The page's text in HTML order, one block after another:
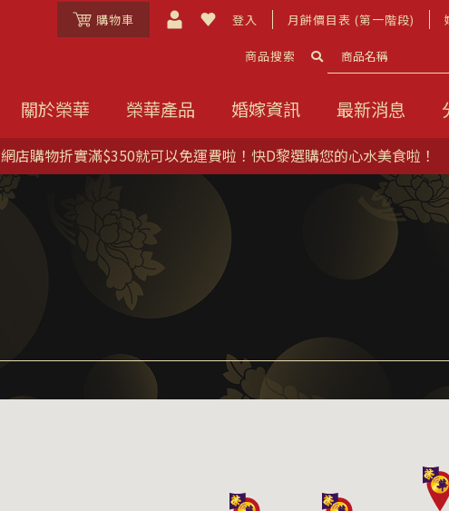
登入 月餅價目表 (第一階段)
購物車
商品搜索
關於榮華 榮華產品 婚嫁資訊 最新消息
網店購物折實滿$350就可以免運費啦！快D黎選購您的心水美食啦！